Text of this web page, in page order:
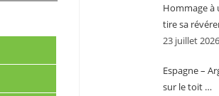
Hommage à
tire sa
23 juillet 2026
Espagne –
sur le toit …